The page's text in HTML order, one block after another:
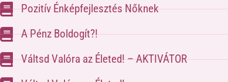
Pozitív Énképfejlesztés Nőknek
A Pénz Boldogít?!
Váltsd Valóra az Életed! – AKTIVÁTOR